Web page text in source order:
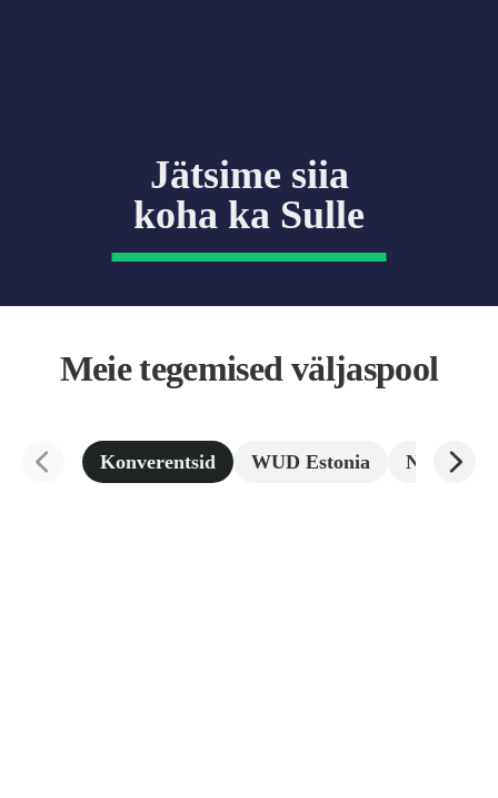
Jätsime siia
koha ka Sulle
Meie tegemised väljaspool
Konverentsid WUD Estonia Nordic